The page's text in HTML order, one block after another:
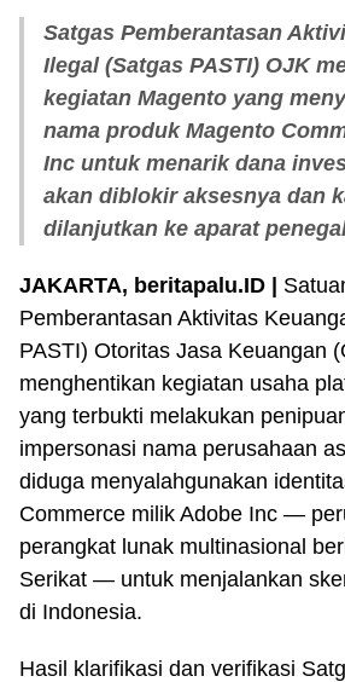
Satgas Pemberantasan
Ilegal (Satgas PASTI) OJK
kegiatan Magento yang
nama produk Magento
Inc untuk menarik dana
akan diblokir aksesnya dan
dilanjutkan ke aparat
JAKARTA, beritapalu.ID |
Pemberantasan Aktivitas
PASTI) Otoritas Jasa Keuangan
menghentikan kegiatan usaha
yang terbukti melakukan
impersonasi nama perusahaan
diduga menyalahgunakan
Commerce milik Adobe Inc —
perangkat lunak multinasional
Serikat — untuk menjalankan
di Indonesia.
Hasil klarifikasi dan verifikasi